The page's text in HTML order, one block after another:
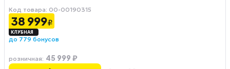
Код товара: 00-00190315
38 999₽
до 779 бонусов
розничная: 45 999 ₽